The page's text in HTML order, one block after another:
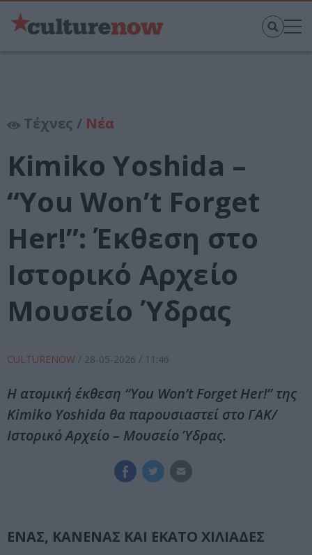
Τέχνες / Νέα
Kimiko Yoshida –
“You Won’t Forget
Her!”: Έκθεση στο
Ιστορικό Αρχείο
Μουσείο Ύδρας
CULTURENOW / 28-05-2026 / 11:46
Η ατομική έκθεση “You Won’t Forget Her!” της
Kimiko Yoshida θα παρουσιαστεί στο ΓΑΚ/
Ιστορικό Αρχείο – Μουσείο Ύδρας.
ΕΝΑΣ, ΚΑΝΕΝΑΣ ΚΑΙ ΕΚΑΤΟ ΧΙΛΙΑΔΕΣ